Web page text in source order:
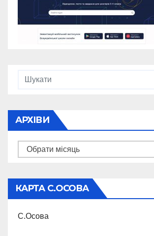
АРХІВИ
Архіви
КАРТА С.ОСОВА
С.Осова